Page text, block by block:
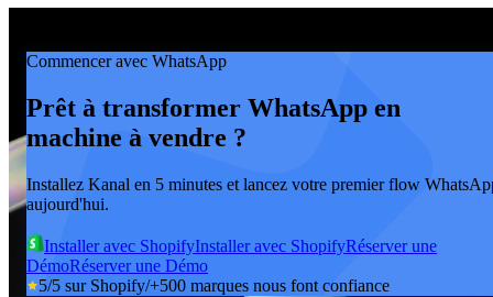
Commencer avec WhatsApp
Prêt à transformer WhatsApp en
machine à vendre ?
Installez Kanal en 5 minutes et lancez votre premier flow
aujourd'hui.
Installer avec ShopifyInstaller avec ShopifyRéserver une
DémoRéserver une Démo
5/5 sur Shopify/+500 marques nous font confiance